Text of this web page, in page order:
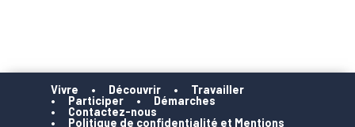
Vivre Découvrir
Travailler
Participer
Démarches
Contactez-nous
Politique de confidentialité et Mentions